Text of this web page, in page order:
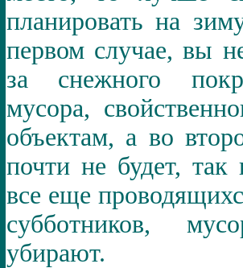
планировать на
первом случае, вы
за снежного
мусора,
объектам, а во
почти не будет, так
все еще
субботников,
убирают.